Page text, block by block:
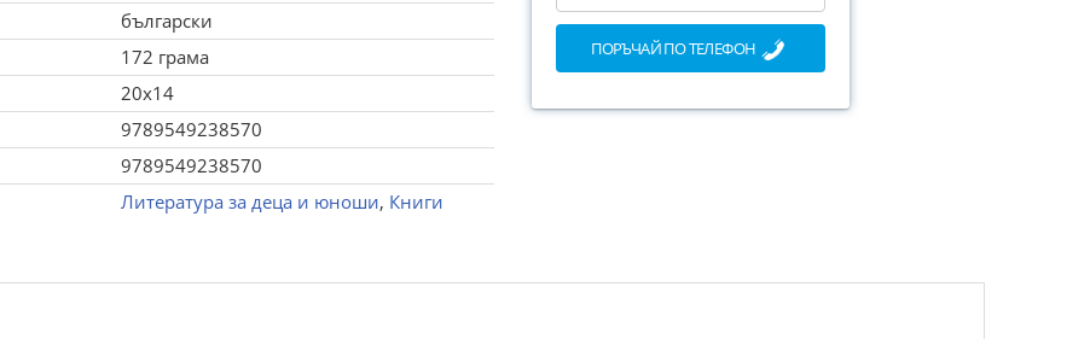
български
172 грама
20x14
9789549238570
9789549238570
Литература за деца и юноши, Книги
ПОРЪЧАЙ ПО ТЕЛЕФОН